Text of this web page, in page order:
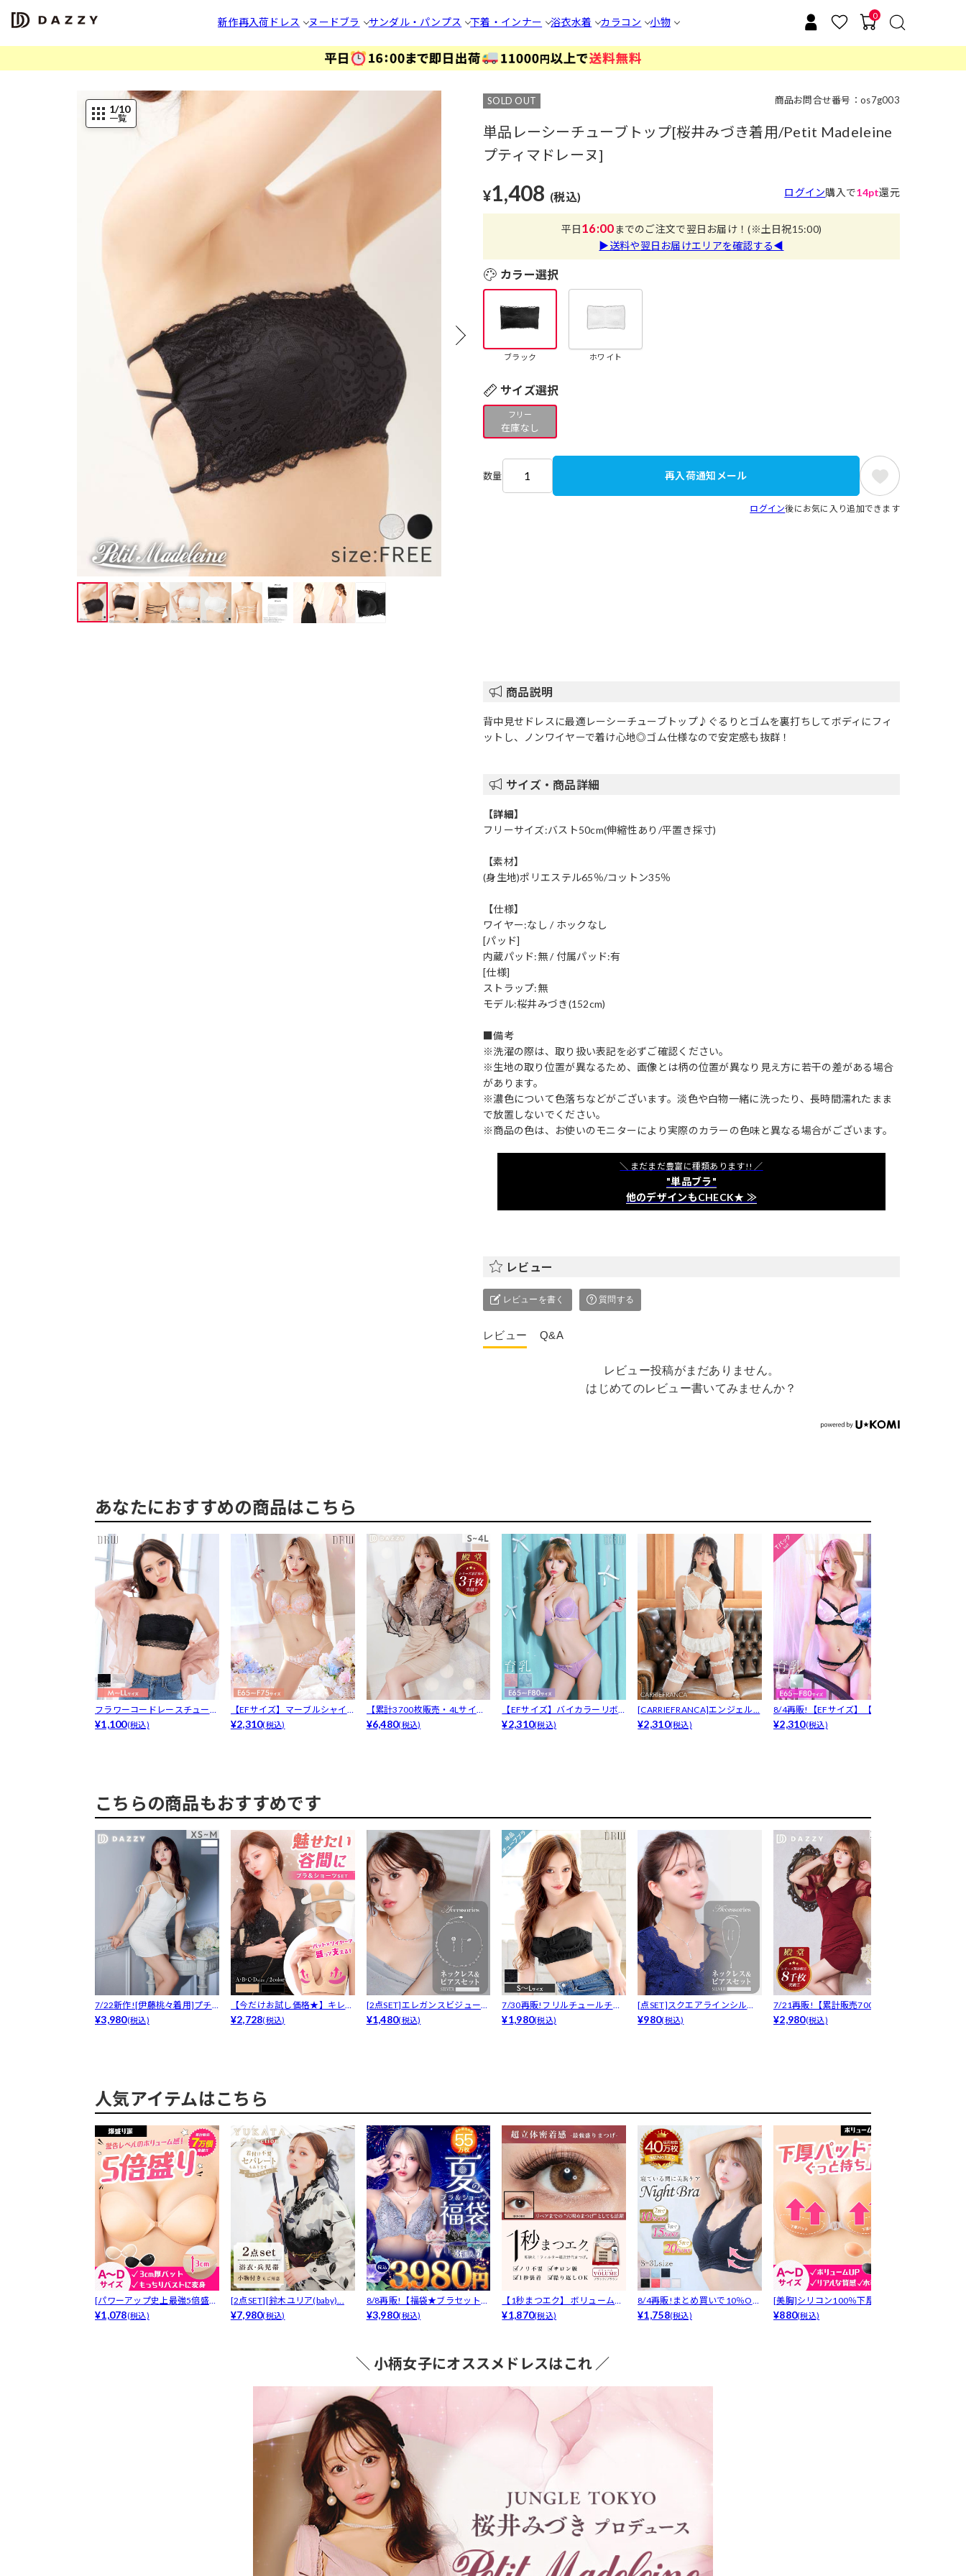
新作再入荷 ドレス ヌードブラ サンダル・パンプス 下着・インナー 浴衣水着 カラコン 小物
0
1/10
一覧
SOLD OUT 商品お問合せ番号：os7g003
単品レーシーチューブトップ[桜井みづき着用/Petit Madeleine
プティマドレーヌ]
¥1,408 (税込) ログイン購入で14pt還元
平日16:00までのご注文で翌日お届け！(※土日祝15:00)
▶送料や翌日お届けエリアを確認する◀
カラー選択
ブラック ホワイト
サイズ選択
フリー
在庫なし
数量 再入荷通知メール
ログイン後にお気に入り追加できます
商品説明
背中見せドレスに最適レーシーチューブトップ♪ぐるりとゴムを裏打ちしてボディにフィ
ットし、ノンワイヤーで着け心地◎ゴム仕様なので安定感も抜群！
サイズ・商品詳細
【詳細】
フリーサイズ:バスト50cm(伸縮性あり/平置き採寸)
【素材】
(身生地)ポリエステル65％/コットン35％
【仕様】
ワイヤー:なし / ホックなし
[パッド]
内蔵パッド:無 / 付属パッド:有
[仕様]
ストラップ:無
モデル:桜井みづき(152cm)
■備考
※洗濯の際は、取り扱い表記を必ずご確認ください。
※生地の取り位置が異なるため、画像とは柄の位置が異なり見え方に若干の差がある場合
があります。
※濃色について色落ちなどがございます。淡色や白物一緒に洗ったり、長時間濡れたまま
で放置しないでください。
※商品の色は、お使いのモニターにより実際のカラーの色味と異なる場合がございます。
＼ まだまだ豊富に種類あります!! ／
"単品ブラ"
他のデザインもCHECK★ ≫
レビュー
レビューを書く 質問する
レビュー Q&A
レビュー投稿がまだありません。
はじめてのレビュー書いてみませんか？
あなたにおすすめの商品はこちら
フラワーコードレースチューブ
ブラジャー単品
¥1,100(税込)
【EFサイズ】マーブルシャイ
ニーフラワ...
¥2,310(税込)
【累計3700枚販売・4Lサイズ
有】「...
¥6,480(税込)
【EFサイズ】バイカラーリボ
ンレース育...
¥2,310(税込)
[CARRIEFRANCA]エンジェル...
¥2,310(税込)
8/4再販!【EFサイズ】【Tバッ
ク】...
¥2,310(税込)
こちらの商品もおすすめです
7/22新作![伊藤桃々着用]プチ
プラ...
¥3,980(税込)
【今だけお試し価格★】キレイ
に谷間魅せ...
¥2,728(税込)
[2点SET]エレガンスビジューネ
ック...
¥1,480(税込)
7/30再販!フリルチュールチュ
ーブブ...
¥1,980(税込)
[点SET]スクエアラインシルバ
ースト...
¥980(税込)
7/21再販!【累計販売7000枚以
上...
¥2,980(税込)
人気アイテムはこちら
[パワーアップ史上最強5倍盛り
アップも...
¥1,078(税込)
[2点SET][鈴木ユリア(baby)...
¥7,980(税込)
8/8再販!【福袋★ブラセット3
点入】...
¥3,980(税込)
【1秒まつエク】 ボリュームタ
イプ ブ...
¥1,870(税込)
8/4再販!まとめ買いで10％OF
F！...
¥1,758(税込)
[美胸]シリコン100％下厚プッ
シュア...
¥880(税込)
＼ 小柄女子にオススメドレスはこれ ／